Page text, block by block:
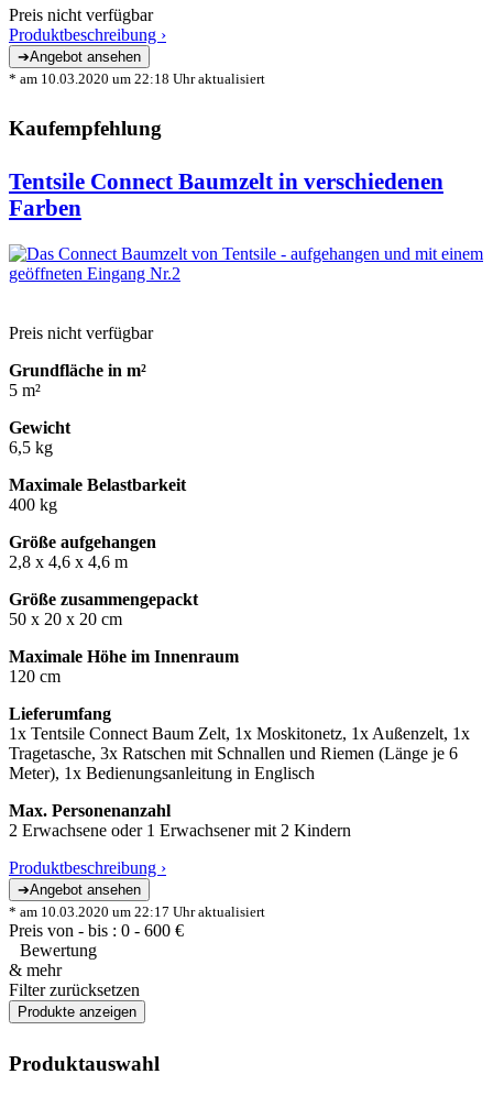
Preis nicht verfügbar
Produktbeschreibung ›
* am 10.03.2020 um 22:18 Uhr aktualisiert
Kaufempfehlung
Tentsile Connect Baumzelt in verschiedenen
Farben
Preis nicht verfügbar
Grundfläche in m²
5 m²
Gewicht
6,5 kg
Maximale Belastbarkeit
400 kg
Größe aufgehangen
2,8 x 4,6 x 4,6 m
Größe zusammengepackt
50 x 20 x 20 cm
Maximale Höhe im Innenraum
120 cm
Lieferumfang
1x Tentsile Connect Baum Zelt, 1x Moskitonetz, 1x Außenzelt, 1x
Tragetasche, 3x Ratschen mit Schnallen und Riemen (Länge je 6
Meter), 1x Bedienungsanleitung in Englisch
Max. Personenanzahl
2 Erwachsene oder 1 Erwachsener mit 2 Kindern
Produktbeschreibung ›
* am 10.03.2020 um 22:17 Uhr aktualisiert
Preis von - bis : 0 - 600 €
Bewertung
& mehr
Filter zurücksetzen
Produktauswahl